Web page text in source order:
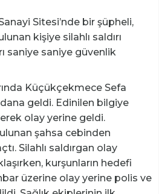
Sitesi’nde bir şüpheli,
kişiye silahlı saldırı
saniye saniye güvenlik
Küçükçekmece Sefa
geldi. Edinilen bilgiye
olay yerine geldi.
şahsa cebinden
Silahlı saldırgan olay
kurşunların hedefi
üzerine olay yerine polis ve